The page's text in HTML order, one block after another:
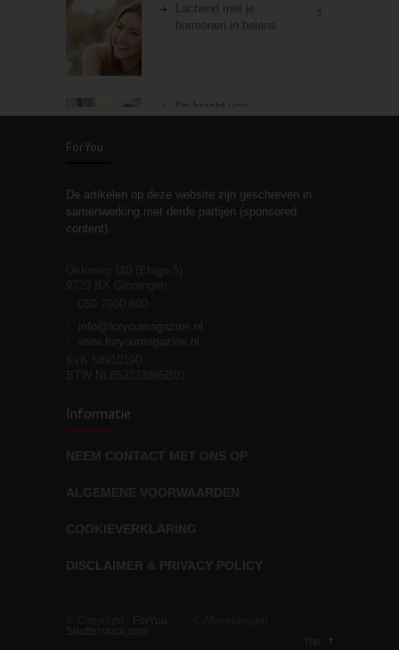
Lachend met je
hormonen in balans
3
De kracht van
Stiefouderschap en
relaties
moeite!
Wat voor leider wil jij
zijn?
ForYou
De artikelen op deze website zijn geschreven in
samenwerking met derde partijen (sponsored
content).
T
E info@foryoumagazine.nl
www.foryoumagazine.nl
Informatie
NEEM CONTACT MET ONS OP
ALGEMENE VOORWAARDEN
COOKIEVERKLARING
DISCLAIMER & PRIVACY POLICY
ForYou
Shutterstock.com
Top